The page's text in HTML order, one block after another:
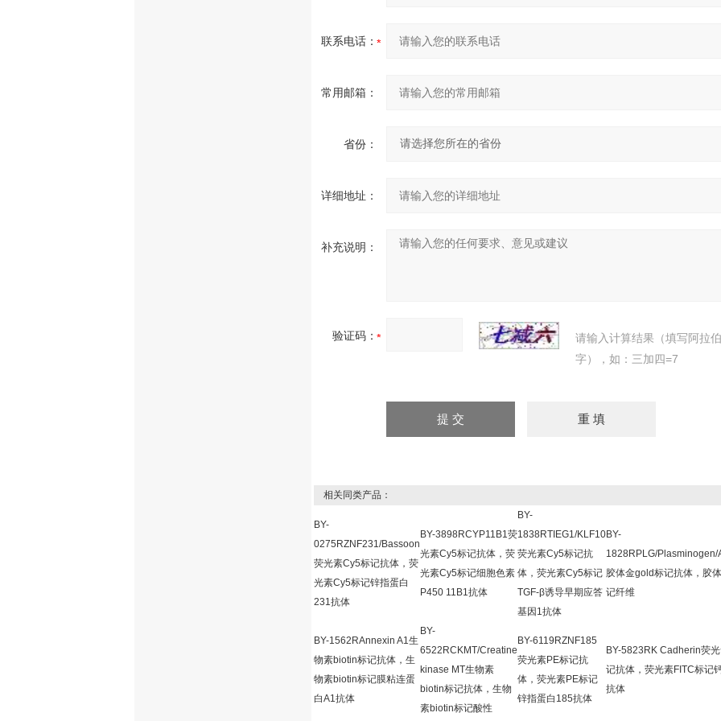
联系电话：
常用邮箱：
省份：
详细地址：
补充说明：
验证码：
请输入计算结果（填写阿拉
字），如：三加四=7
相关同类产品：
BY-
0275RZNF231/Bassoon
荧光素Cy5标记抗体，荧
光素Cy5标记锌指蛋白
231抗体
BY-3898RCYP11B1荧
光素Cy5标记抗体，荧
光素Cy5标记细胞色素
P450 11B1抗体
BY-
1838RTIEG1/KLF10
荧光素Cy5标记抗
体，荧光素Cy5标记
TGF-β诱导早期应答
基因1抗体
BY-
1828RPLG/Plasminogen/
胶体金gold标记抗体，胶
记纤维
BY-1562RAnnexin A1生
物素biotin标记抗体，生
物素biotin标记膜粘连蛋
白A1抗体
BY-
6522RCKMT/Creatine
kinase MT生物素
biotin标记抗体，生物
素biotin标记酸性
BY-6119RZNF185
荧光素PE标记抗
体，荧光素PE标记
锌指蛋白185抗体
BY-5823RK Cadherin荧
记抗体，荧光素FITC标记
抗体